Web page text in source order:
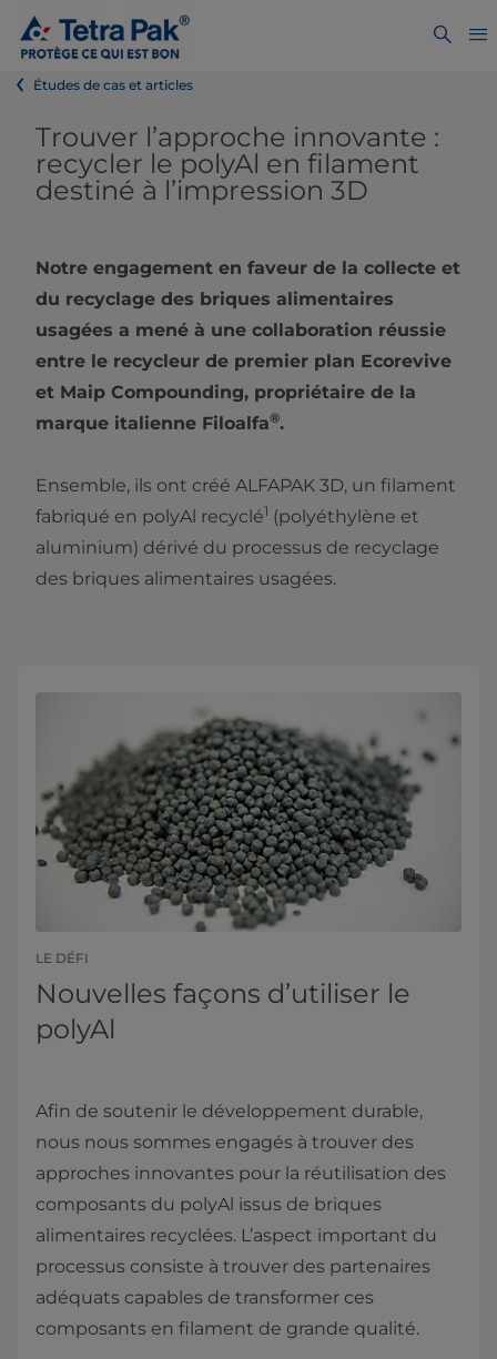
Études de cas et articles
Trouver l’approche innovante :
recycler le polyAl en filament
destiné à l’impression 3D
Notre engagement en faveur de la collecte et
du recyclage des briques alimentaires
usagées a mené à une collaboration réussie
entre le recycleur de premier plan Ecorevive
et Maip Compounding, propriétaire de la
marque italienne Filoalfa®.
Ensemble, ils ont créé ALFAPAK 3D, un filament
fabriqué en polyAl recyclé1 (polyéthylène et
aluminium) dérivé du processus de recyclage
des briques alimentaires usagées.
LE DÉFI
Nouvelles façons d’utiliser le
polyAl
Afin de soutenir le développement durable,
nous nous sommes engagés à trouver des
approches innovantes pour la réutilisation des
composants du polyAl issus de briques
alimentaires recyclées. L’aspect important du
processus consiste à trouver des partenaires
adéquats capables de transformer ces
composants en filament de grande qualité.